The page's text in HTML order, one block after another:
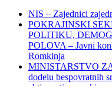
NIS – Zajednici
POKRAJINSKI
POLITIKU,
POLOVA – Javni
Romkinja
MINISTARSTVO
dodelu bespovratnih